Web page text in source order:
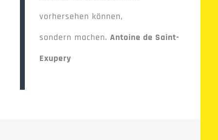
vorhersehen können,
sondern machen.Antoine de Saint-
Exupery